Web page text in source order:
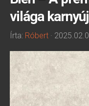
világa
Írta: Róbert ·